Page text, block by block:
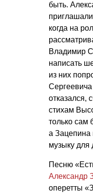
быть.
когда на
Владимир
написать
из них
Сергеевича
отказался,
стихам
только сам
а Зацепина
музыку для
Песню
Александр
оперетты